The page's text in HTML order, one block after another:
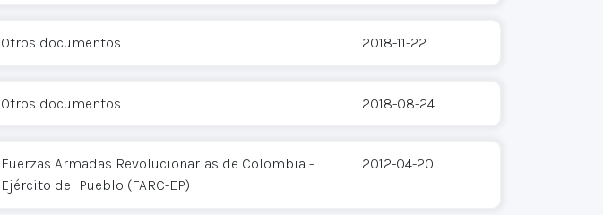
Otros documentos 2018-11-22
Otros documentos 2018-08-24
Fuerzas Armadas Revolucionarias de Colombia -
Ejército del Pueblo (FARC-EP)
2012-04-20